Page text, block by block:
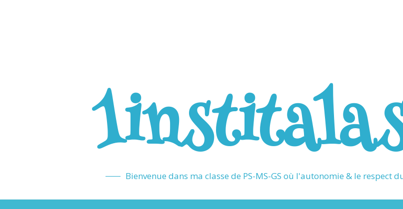
Bienvenue dans ma classe de PS-MS-GS où l'autonomie & le